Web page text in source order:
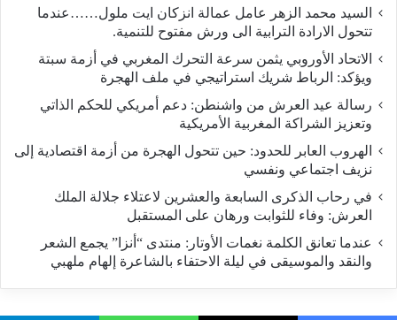
السيد محمد الزهر عامل عمالة انزكان ايت ملول……عندما
تتحول الارادة الترابية الى ورش مفتوح للتنمية.
الاتحاد الأوروبي يثمن سرعة التحرك المغربي في أزمة سبتة
ويؤكد: الرباط شريك استراتيجي في ملف الهجرة
رسالة عيد العرش من واشنطن: دعم أمريكي للحكم الذاتي
وتعزيز الشراكة المغربية الأمريكية
​الهروب العابر للحدود: حين تتحول الهجرة من أزمة اقتصادية إلى
نزيف اجتماعي ونفسي
في رحاب الذكرى السابعة والعشرين لاعتلاء جلالة الملك
العرش: وفاء للثوابت ورهان على المستقبل
​عندما تعانق الكلمة نغمات الأوتار: منتدى “أنزا” يجمع الشعر
والنقد والموسيقى في ليلة الاحتفاء بالشاعرة إلهام ملهبي